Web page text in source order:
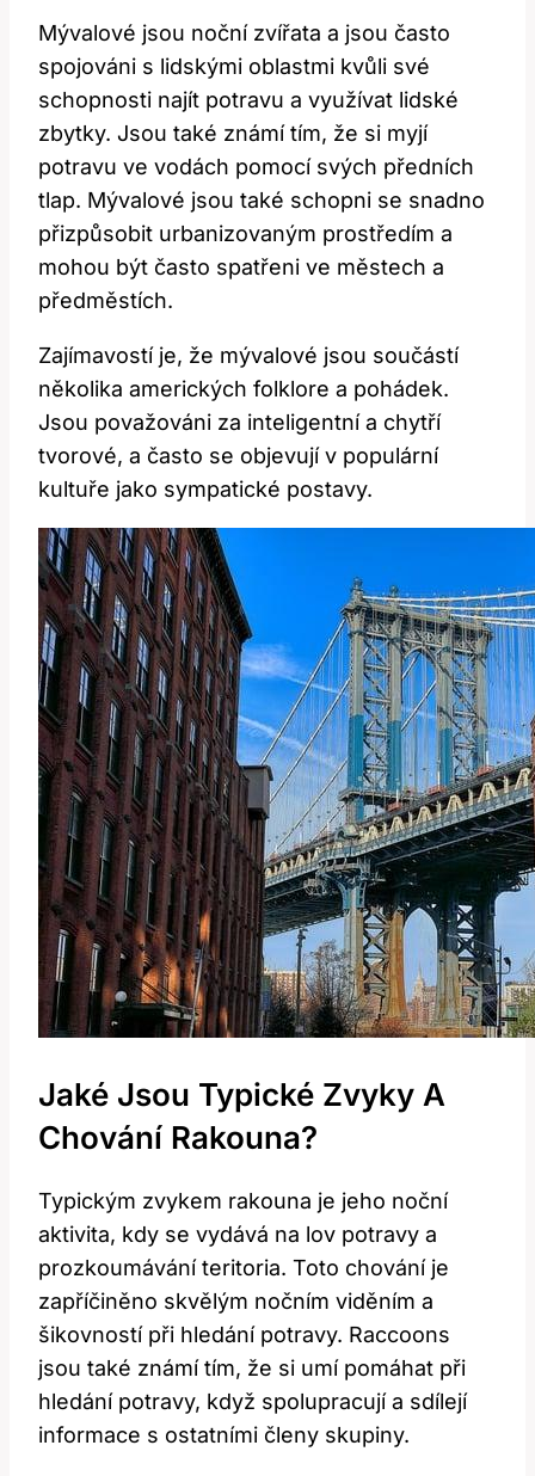
Mývalové jsou noční zvířata a jsou často
spojováni s lidskými oblastmi kvůli své
schopnosti najít potravu a využívat lidské
zbytky. Jsou také známí tím, že si myjí
potravu ve vodách pomocí svých předních
tlap. Mývalové jsou také schopni se snadno
přizpůsobit urbanizovaným prostředím a
mohou být často spatřeni ve městech a
předměstích.
Zajímavostí je, že mývalové jsou součástí
několika amerických folklore a pohádek.
Jsou považováni za inteligentní a chytří
tvorové, a často se objevují v populární
kultuře jako sympatické postavy.
Jaké Jsou Typické Zvyky A
Chování Rakouna?
Typickým zvykem rakouna je jeho noční
aktivita, kdy se vydává na lov potravy a
prozkoumávání teritoria. Toto chování je
zapříčiněno skvělým nočním viděním a
šikovností při hledání potravy. Raccoons
jsou také známí tím, že si umí pomáhat při
hledání potravy, když spolupracují a sdílejí
informace s ostatními členy skupiny.